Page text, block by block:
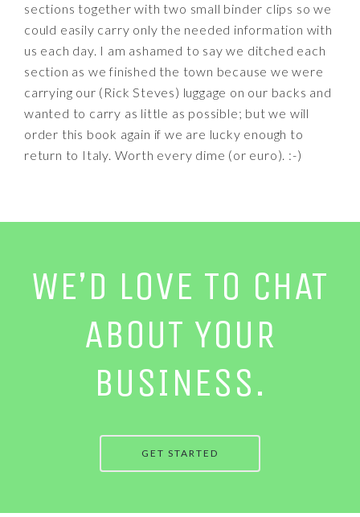
sections together with two small binder clips so we
could easily carry only the needed information with
us each day. I am ashamed to say we ditched each
section as we finished the town because we were
carrying our (Rick Steves) luggage on our backs and
wanted to carry as little as possible; but we will
order this book again if we are lucky enough to
return to Italy. Worth every dime (or euro). :-)
WE’D LOVE TO CHAT
ABOUT YOUR
BUSINESS.
GET STARTED